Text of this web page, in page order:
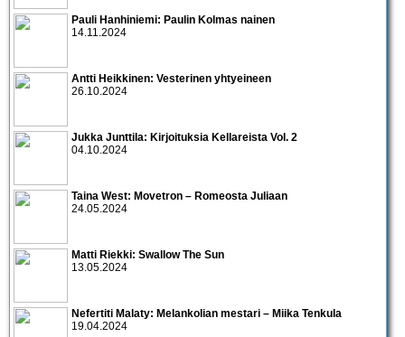
Pauli Hanhiniemi: Paulin Kolmas nainen
14.11.2024
Antti Heikkinen: Vesterinen yhtyeineen
26.10.2024
Jukka Junttila: Kirjoituksia Kellareista Vol. 2
04.10.2024
Taina West: Movetron – Romeosta Juliaan
24.05.2024
Matti Riekki: Swallow The Sun
13.05.2024
Nefertiti Malaty: Melankolian mestari – Miika Tenkula
19.04.2024